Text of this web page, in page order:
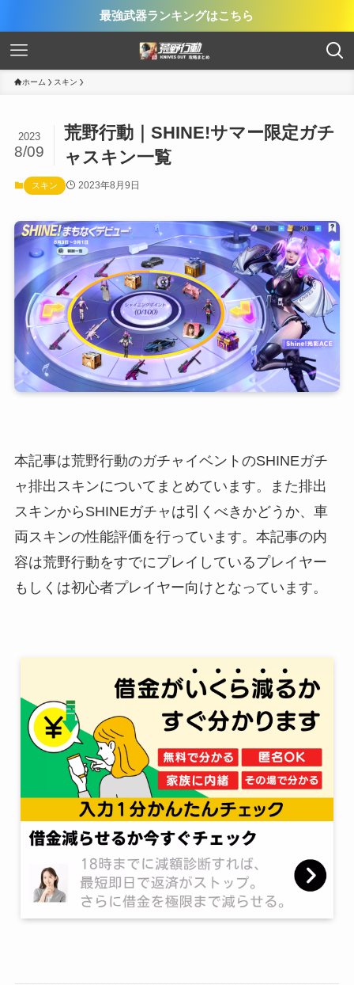
最強武器ランキングはこちら
ホーム スキン
荒野行動｜SHINE!サマー限定ガチ
ャスキン一覧
2023
8/09
スキン 2023年8月9日
本記事は荒野行動のガチャイベントのSHINEガチ
ャ排出スキンについてまとめています。また排出
スキンからSHINEガチャは引くべきかどうか、車
両スキンの性能評価を行っています。本記事の内
容は荒野行動をすでにプレイしているプレイヤー
もしくは初心者プレイヤー向けとなっています。